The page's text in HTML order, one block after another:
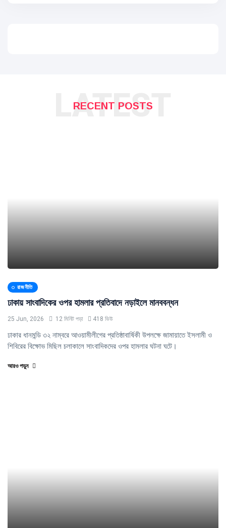
RECENT POSTS
LATEST
রাজনীতি
ঢাকায় সাংবাদিকের ওপর হামলার প্রতিবাদে নড়াইলে মানববন্ধন
25 Jun, 2026 12 মিনিট পড়া 418 ভিউ
ঢাকার ধানমন্ডি ৩২ নাম্বরে আওয়ামীলীগের প্রতিষ্ঠাবার্ষিকী উপলক্ষে জামায়াতে ইসলামী ও
শিবিরের বিক্ষোভ মিছিল চলাকালে সাংবাদিকদের ওপর হামলার ঘটনা ঘটে।
আরও পড়ুন